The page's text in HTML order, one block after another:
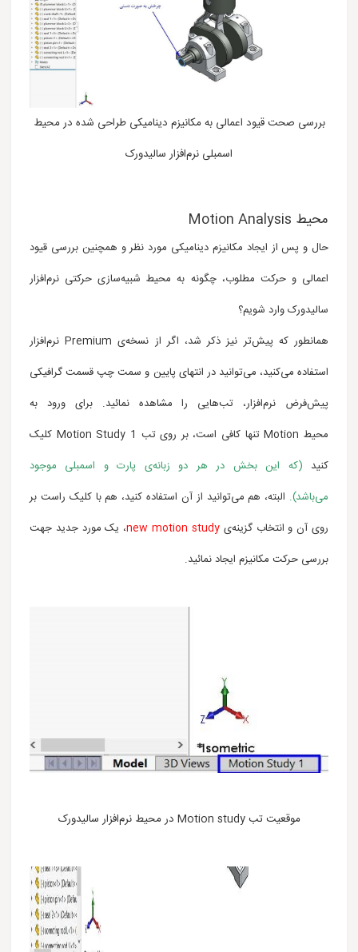
بررسی صحت قیود اعمالی به مکانیزم دینامیکی طراحی شده در محیط
اسمبلی نرم‌افزار سالیدورک
محیط Motion Analysis
حال و پس از ایجاد مکانیزم دینامیکی مورد نظر و همچنین بررسی قیود
اعمالی و حرکت مطلوب،چگونه به محیط شبیه‌سازی حرکتی نرم‌افزار
سالیدورک وارد شویم؟
همانطور که پیش‌تر نیز ذکر شد، اگر از نسخه‌ی Premium نرم‌افزار
استفاده می‌کنید، می‌توانید در انتهای پایین و سمت چپ قسمت گرافیکی
پیش‌فرض نرم‌افزار، تب‌هایی را مشاهده نمائید. برای ورود به
محیط Motionتنها کافی است،
بر روی تب Motion Study 1 کلیک
کنید (که این بخش در هر دو زبانه‌ی پارت و اسمبلی موجود
می‌باشد). البته، هم می‌توانید از آن استفاده کنید، هم با کلیک راست بر
روی آن و انتخاب گزینه‌یnew motion study، یک مورد جدید جهت
بررسی حرکت مکانیزم ایجاد نمائید.
موقعیت تب Motion study در محیط نرم‌افزار سالیدورک